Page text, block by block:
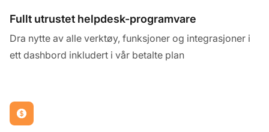
Fullt utrustet helpdesk-programvare
Dra nytte av alle verktøy, funksjoner og integrasjoner i
ett dashbord inkludert i vår betalte plan